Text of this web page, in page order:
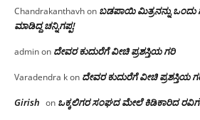
Chandrakanthavhon ಬಡಪಾಯಿ ಮಿತ್ರನನ್ನು ಒಂದು
ಮಾಡಿದ್ದ ಚನ್ನಿಗಪ್ಪ!
adminon ದೇವರ ಕುದುರೆಗೆ ವೀಚಿ ಪ್ರಶಸ್ತಿಯ ಗರಿ
Varadendra kon ದೇವರ ಕುದುರೆಗೆ ವೀಚಿ ಪ್ರಶಸ್ತಿಯ
Girish on ಒಕ್ಕಲಿಗರ ಸಂಘದ ಮೇಲೆ ಕಿಡಿಕಾರಿದ